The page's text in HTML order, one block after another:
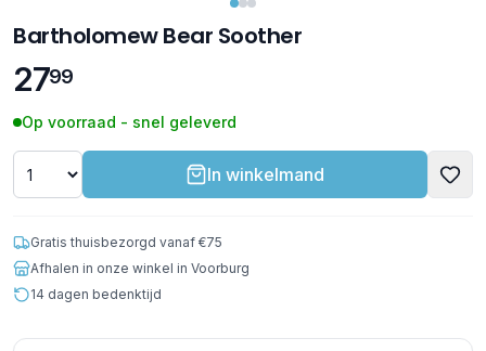
Bartholomew Bear Soother
2799
Op voorraad - snel geleverd
In winkelmand
Gratis thuisbezorgd vanaf €75
Afhalen in onze winkel in Voorburg
14 dagen bedenktijd